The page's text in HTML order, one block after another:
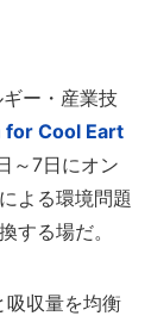
ー・産業技
for Cool Eart
～7日にオン
よる環境問題
する場だ。
収量を均衡